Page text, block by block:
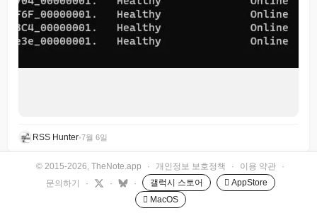
RSS Hunter•7월 6일
© 2015-2026, TheNote.app · 개인정보 보호정책 · 이용 약관
·
문의하기
· · · 갤럭시 스토어
 AppStore
 MacOS